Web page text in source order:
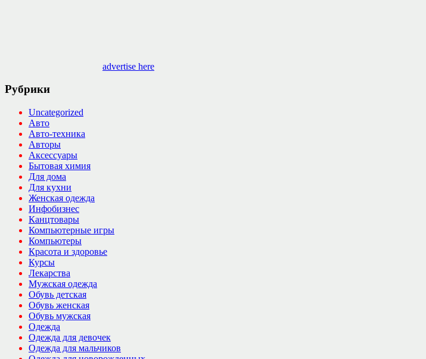
advertise here
Рубрики
Uncategorized
Авто
Авто-техника
Авторы
Аксессуары
Бытовая химия
Для дома
Для кухни
Женская одежда
Инфобизнес
Канцтовары
Компьютерные игры
Компьютеры
Красота и здоровье
Курсы
Лекарства
Мужская одежда
Обувь детская
Обувь женская
Обувь мужская
Одежда
Одежда для девочек
Одежда для мальчиков